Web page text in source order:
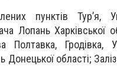
пунктів Тур’я,
Лопань Харківської
Полтавка, Гродівка,
Донецької області;